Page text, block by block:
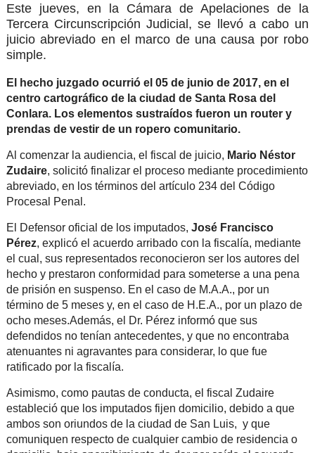
Este jueves, en la Cámara de Apelaciones de la
Tercera Circunscripción Judicial, se llevó a cabo un
juicio abreviado en el marco de una causa por robo
simple.
El hecho juzgado ocurrió el 05 de junio de 2017, en el
centro cartográfico de la ciudad de Santa Rosa del
Conlara. Los elementos sustraídos fueron un router y
prendas de vestir de un ropero comunitario.
Al comenzar la audiencia, el fiscal de juicio, Mario Néstor
Zudaire, solicitó finalizar el proceso mediante procedimiento
abreviado, en los términos del artículo 234 del Código
Procesal Penal.
El Defensor oficial de los imputados, José Francisco
Pérez, explicó el acuerdo arribado con la fiscalía, mediante
el cual, sus representados reconocieron ser los autores del
hecho y prestaron conformidad para someterse a una pena
de prisión en suspenso. En el caso de M.A.A., por un
término de 5 meses y, en el caso de H.E.A., por un plazo de
ocho meses.Además, el Dr. Pérez informó que sus
defendidos no tenían antecedentes, y que no encontraba
atenuantes ni agravantes para considerar, lo que fue
ratificado por la fiscalía.
Asimismo, como pautas de conducta, el fiscal Zudaire
estableció que los imputados fijen domicilio, debido a que
ambos son oriundos de la ciudad de San Luis, y que
comuniquen respecto de cualquier cambio de residencia o